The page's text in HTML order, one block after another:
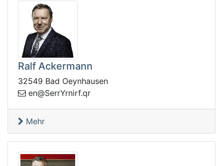
Ralf Ackermann
32549 Bad Oeynhausen
rq.f
rinrYrreS@ne
Mehr